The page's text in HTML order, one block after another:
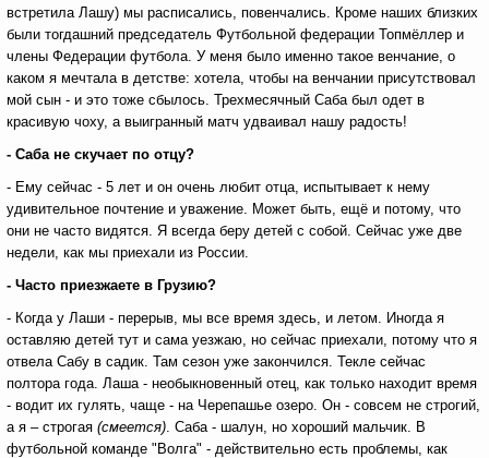
встретила Лашу) мы расписались, повенчались. Кроме наших близких
были тогдашний председатель Футбольной федерации Топмёллер и
члены Федерации футбола. У меня было именно такое венчание, о
каком я мечтала в детстве: хотела, чтобы на венчании присутствовал
мой сын - и это тоже сбылось. Трехмесячный Саба был одет в
красивую чоху, а выигранный матч удваивал нашу радость!
- Саба не скучает по отцу?
- Ему сейчас - 5 лет и он очень любит отца, испытывает к нему
удивительное почтение и уважение. Может быть, ещё и потому, что
они не часто видятся. Я всегда беру детей с собой. Сейчас уже две
недели, как мы приехали из России.
- Часто приезжаете в Грузию?
- Когда у Лаши - перерыв, мы все время здесь, и летом. Иногда я
оставляю детей тут и сама уезжаю, но сейчас приехали, потому что я
отвела Сабу в садик. Там сезон уже закончился. Текле сейчас
полтора года. Лаша - необыкновенный отец, как только находит время
- водит их гулять, чаще - на Черепашье озеро. Он - совсем не строгий,
а я – строгая (смеется). Саба - шалун, но хороший мальчик. В
футбольной команде "Волга" - действительно есть проблемы, как